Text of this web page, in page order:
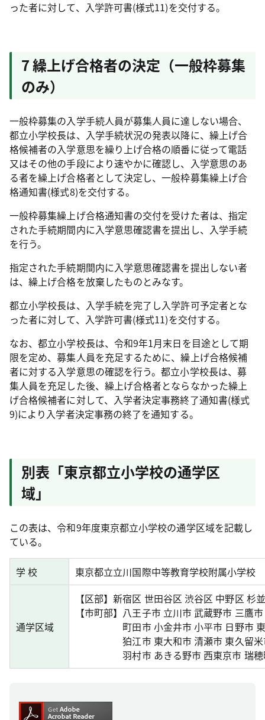
った者に対して、入学許可書(様式11)を交付する。
7 繰上げ合格者の決定（一般枠募集
のみ）
一般枠募集の入学手続人員が募集人員に達しない場合、
都立小学校長は、入学手続状況の発表以降に、繰上げ合
格候補者の入学意思を繰り上げ合格の順番に従って電話
又はその他の手段により速やかに確認し、入学意思のあ
る者を繰上げ合格者として決定し、一般枠募集繰上げ合
格通知書(様式8)を交付する。
一般枠募集繰上げ合格通知書の交付を受けた者は、指定
された手続期間内に入学意思確認書を提出し、入学手続
を行う。
指定された手続期間内に入学意思確認書を提出しない者
は、繰上げ合格を放棄したものとみなす。
都立小学校長は、入学手続を完了し入学許可予定者とな
った者に対して、入学許可書(様式11)を交付する。
なお、都立小学校長は、令和9年1月末日を目途として期
限を定め、募集人員を充足するために、繰上げ合格候補
者に対する入学意思の確認を行う。都立小学校長は、募
集人員を充足した後、繰上げ合格者とならなかった繰上
げ合格候補者に対して、入学者決定事務終了通知書(様式
9)により入学者決定事務の終了を通知する。
別表「東京都立小学校の通学区
域」
この表は、令和9年度東京都立小学校の通学区域を記載し
ている。
学 校 東京都立立川国際中等教育学校附属小学校
通学区域
【区部】新宿区 世田谷区 渋谷区 中野区 杉
【市町部】 八王子市 立川市 武蔵野市 三鷹
町田市 小金井市 小平市 日野市
狛江市 東大和市 清瀬市 東久留
羽村市 あきる野市 西東京市 瑞